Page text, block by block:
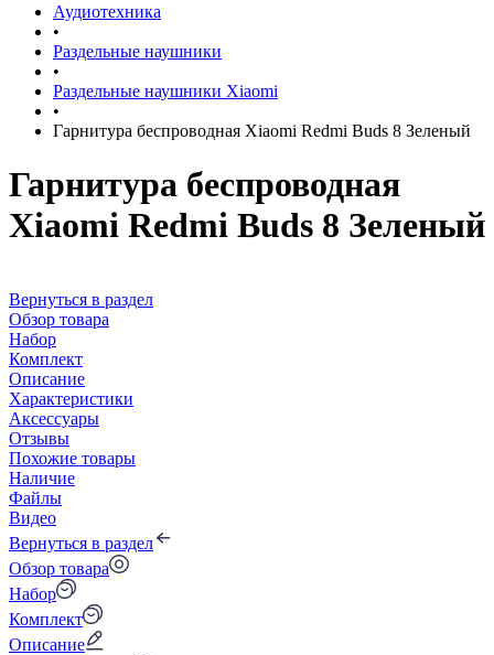
Аудиотехника
•
Раздельные наушники
•
Раздельные наушники Xiaomi
•
Гарнитура беспроводная Xiaomi Redmi Buds 8 Зеленый
Гарнитура беспроводная
Xiaomi Redmi Buds 8 Зеленый
Вернуться в раздел
Обзор товара
Набор
Комплект
Описание
Характеристики
Аксессуары
Отзывы
Похожие товары
Наличие
Файлы
Видео
Вернуться в раздел
Обзор товара
Набор
Комплект
Описание